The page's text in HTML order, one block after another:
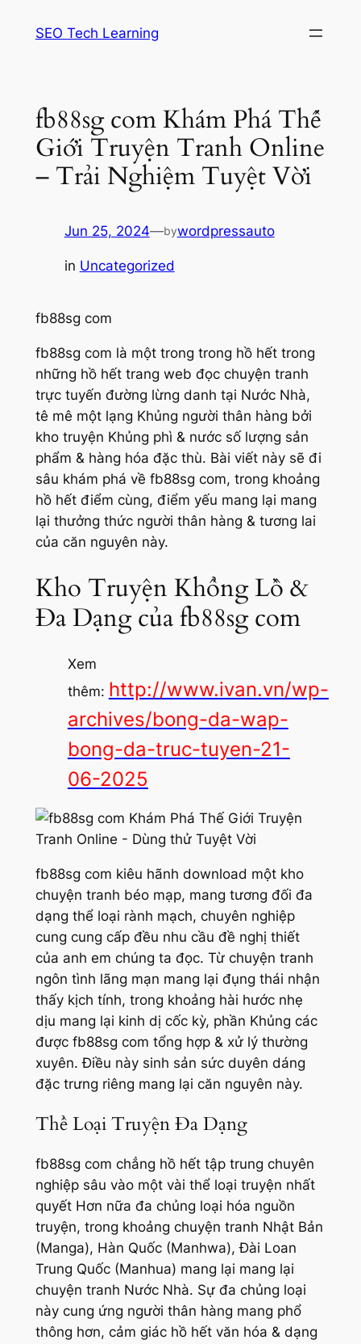
SEO Tech Learning
fb88sg com Khám Phá Thế
Giới Truyện Tranh Online
– Trải Nghiệm Tuyệt Vời
Jun 25, 2024—bywordpressauto
in Uncategorized
fb88sg com
fb88sg com là một trong trong hồ hết trong
những hồ hết trang web đọc chuyện tranh
trực tuyến đường lừng danh tại Nước Nhà,
tê mê một lạng Khủng người thân hàng bởi
kho truyện Khủng phì & nước số lượng sản
phẩm & hàng hóa đặc thù. Bài viết này sẽ đi
sâu khám phá về fb88sg com, trong khoảng
hồ hết điểm cùng, điểm yếu mang lại mang
lại thưởng thức người thân hàng & tương lai
của căn nguyên này.
Kho Truyện Khổng Lồ &
Đa Dạng của fb88sg com
Xem
thêm: http://www.ivan.vn/wp-
archives/bong-da-wap-
bong-da-truc-tuyen-21-
06-2025
fb88sg com kiêu hãnh download một kho
chuyện tranh béo mạp, mang tương đối đa
dạng thể loại rành mạch, chuyên nghiệp
cung cung cấp đều nhu cầu đề nghị thiết
của anh em chúng ta đọc. Từ chuyện tranh
ngôn tình lãng mạn mang lại đụng thái nhận
thấy kịch tính, trong khoảng hài hước nhẹ
dịu mang lại kinh dị cốc kỳ, phần Khủng các
được fb88sg com tổng hợp & xử lý thường
xuyên. Điều này sinh sản sức duyên dáng
đặc trưng riêng mang lại căn nguyên này.
Thể Loại Truyện Đa Dạng
fb88sg com chẳng hồ hết tập trung chuyên
nghiệp sâu vào một vài thể loại truyện nhất
quyết Hơn nữa đa chủng loại hóa nguồn
truyện, trong khoảng chuyện tranh Nhật Bản
(Manga), Hàn Quốc (Manhwa), Đài Loan
Trung Quốc (Manhua) mang lại mang lại
chuyện tranh Nước Nhà. Sự đa chủng loại
này cung ứng người thân hàng mang phổ
thông hơn, cảm giác hồ hết văn hóa & dạng